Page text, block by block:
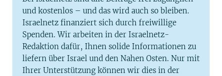
und kostenlos – und das wird auch so bleiben.
Israelnetz finanziert sich durch freiwillige
Spenden. Wir arbeiten in der Israelnetz-
Redaktion dafür, Ihnen solide Informationen zu
liefern über Israel und den Nahen Osten. Nur mit
Ihrer Unterstützung können wir dies in der